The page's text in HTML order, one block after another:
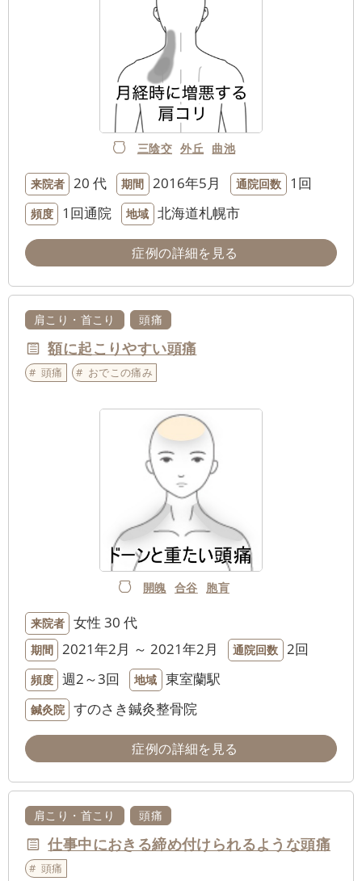
三陰交 外丘 曲池
来院者 20 代 期間 2016年5月 通院回数 1回
頻度 1回通院 地域 北海道札幌市
症例の詳細を見る
肩こり・首こり 頭痛
額に起こりやすい頭痛
頭痛 おでこの痛み
開魄 合谷 胞肓
来院者 女性 30 代
期間 2021年2月 ～ 2021年2月 通院回数 2回
頻度 週2～3回 地域 東室蘭駅
鍼灸院 すのさき鍼灸整骨院
症例の詳細を見る
肩こり・首こり 頭痛
仕事中におきる締め付けられるような頭痛
頭痛